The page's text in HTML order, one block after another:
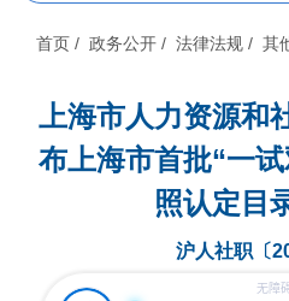
首页 / 政务公开 / 法律法规 / 其
上海市人力资源和
布上海市首批“一
照认定目
沪人社职〔